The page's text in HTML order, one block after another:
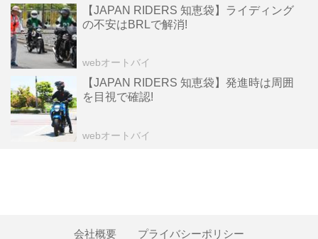
【JAPAN RIDERS 知恵袋】ライディング
の不安はBRLで解消!
webオートバイ
【JAPAN RIDERS 知恵袋】発進時は周囲
を目視で確認!
webオートバイ
会社概要 プライバシーポリシー